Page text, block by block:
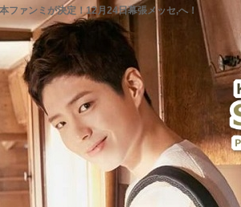
ファンミが決定！12月24日幕張メッセ,へ！